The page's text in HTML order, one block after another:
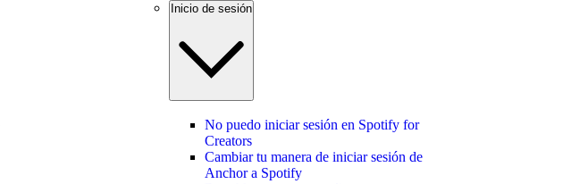
Inicio de sesión
No puedo iniciar sesión en Spotify for
Creators
Cambiar tu manera de iniciar sesión de
Anchor a Spotify